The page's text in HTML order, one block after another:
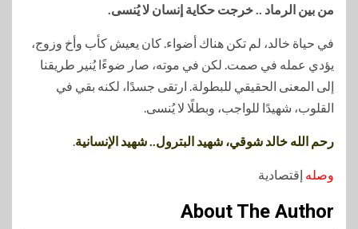
من بين الرماد .. خرجت حكاية إنسان لا يُنسى.
في حياة خالد، لم تكن هناك أضواء. كان يعيش كأب وأخ وزوج،
يؤدي عمله في صمت. لكن في موته، صار ضوءًا يُنير طريقنا
إلى المعنى الحقيقي للبطولة. ارتقى جسدًا، لكنه بقي في
القلوب، شهيدًا للواجب، وبطلًا لا يُنسى.
رحم الله خالد شوقي، شهيد البترول.. شهيد الإنسانية.
وصله إقتصادية
About The Author